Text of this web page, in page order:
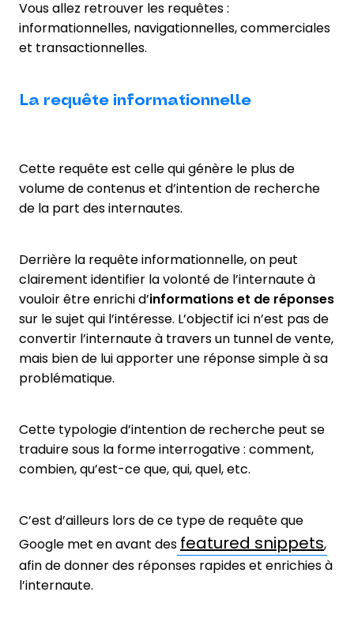
Vous allez retrouver les requêtes :
informationnelles, navigationnelles, commerciales
et transactionnelles.
La requête informationnelle
Cette requête est celle qui génère le plus de
volume de contenus et d’intention de recherche
de la part des internautes.
Derrière la requête informationnelle, on peut
clairement identifier la volonté de l’internaute à
vouloir être enrichi d’informations et de réponses
sur le sujet qui l’intéresse. L’objectif ici n’est pas de
convertir l’internaute à travers un tunnel de vente,
mais bien de lui apporter une réponse simple à sa
problématique.
Cette typologie d’intention de recherche peut se
traduire sous la forme interrogative : comment,
combien, qu’est-ce que, qui, quel, etc.
C’est d’ailleurs lors de ce type de requête que
Google met en avant des featured snippets,
afin de donner des réponses rapides et enrichies à
l’internaute.